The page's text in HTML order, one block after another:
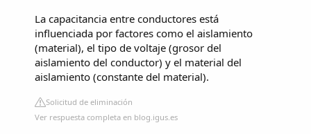
La capacitancia entre conductores está
influenciada por factores como el aislamiento
(material), el tipo de voltaje (grosor del
aislamiento del conductor) y el material del
aislamiento (constante del material).
Solicitud de eliminación
Ver respuesta completa en blog.igus.es